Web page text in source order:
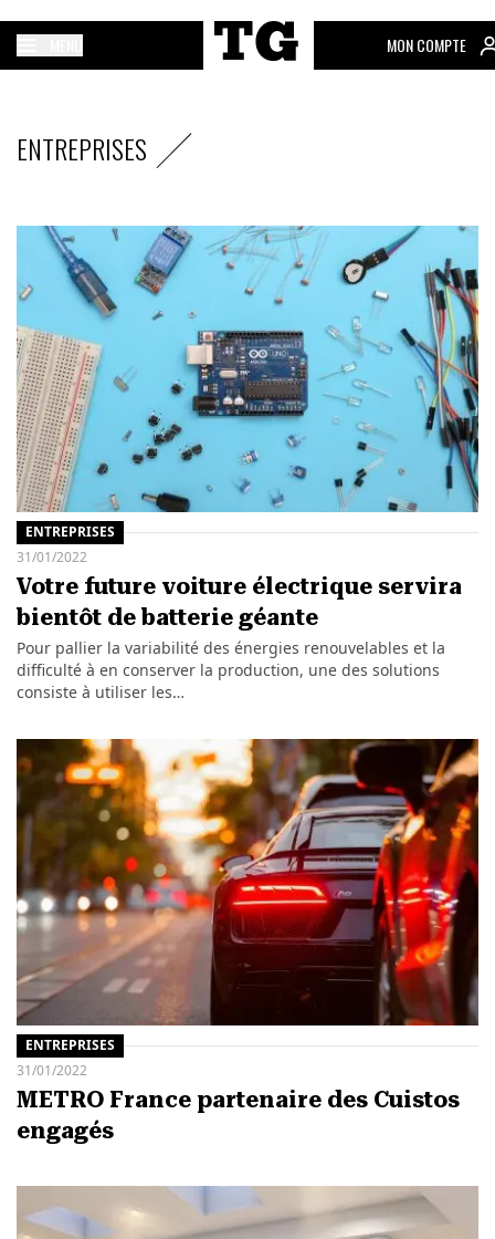
MON COMPTE
ENTREPRISES
ENTREPRISES
31/01/2022
Votre future voiture électrique servira
bientôt de batterie géante
Pour pallier la variabilité des énergies renouvelables et la
difficulté à en conserver la production, une des solutions
consiste à utiliser les…
ENTREPRISES
31/01/2022
METRO France partenaire des Cuistos
engagés